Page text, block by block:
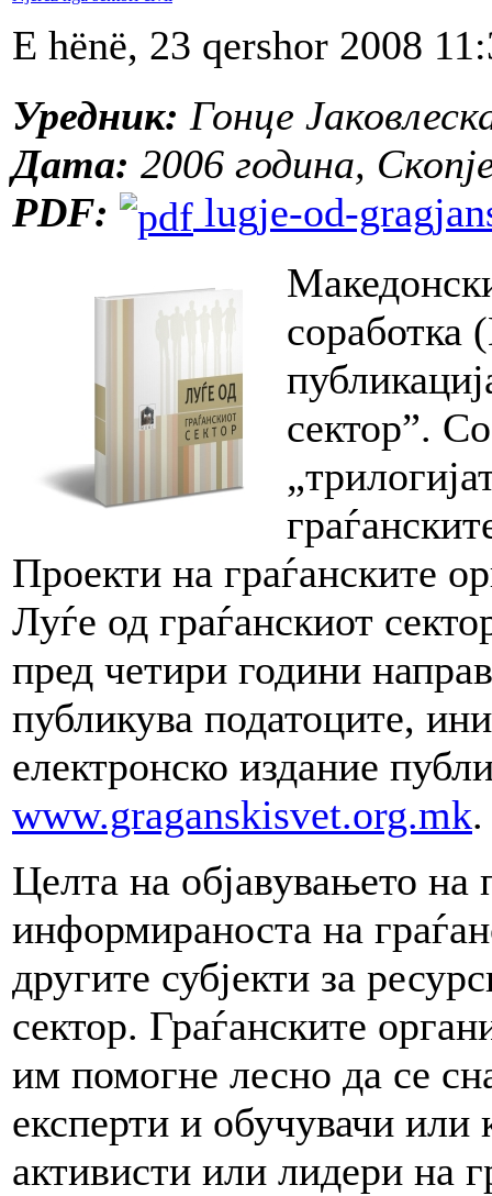
E hënë, 23 qershor 2008
Уредник: Гонце
Дата: 2006 година,
PDF:
lugje-od-
сектор”.
Проекти на граѓанските
Луѓе од граѓанскиот
пред четири години
публикува податоците,
електронско издание
www.graganskisvet.org.mk.
Целта на објавувањето на
информираноста на
другите субјекти за
сектор. Граѓанските
им помогне лесно да се
експерти и обучувачи или
активисти или лидери на